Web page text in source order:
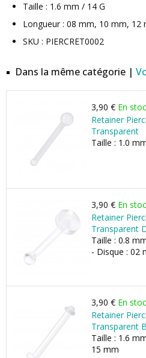
Taille : 1.6 mm / 14 G
Longueur : 08 mm, 10 mm, 12
SKU : PIERCRET0002
Dans la même catégorie |
3,90 € En
Retainer
Transparent
Taille : 1.0
3,90 € En
Retainer
Transparent
Taille : 0.8
- Disque : 02
3,90 € En
Retainer
Transparent
Taille : 1.6
15 mm